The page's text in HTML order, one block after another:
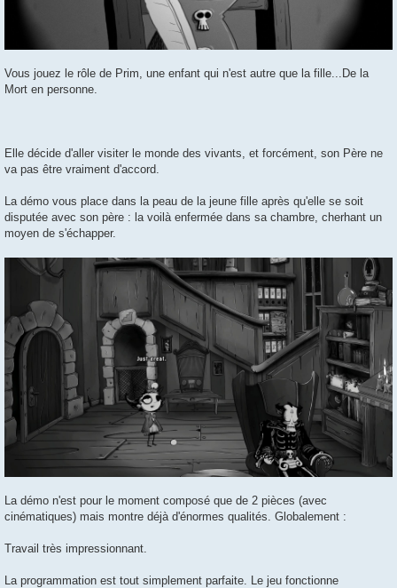
Vous jouez le rôle de Prim, une enfant qui n'est autre que la fille...De la
Mort en personne.
Elle décide d'aller visiter le monde des vivants, et forcément, son Père ne
va pas être vraiment d'accord.
La démo vous place dans la peau de la jeune fille après qu'elle se soit
disputée avec son père : la voilà enfermée dans sa chambre, cherhant un
moyen de s'échapper.
La démo n'est pour le moment composé que de 2 pièces (avec
cinématiques) mais montre déjà d'énormes qualités. Globalement :
Travail très impressionnant.
La programmation est tout simplement parfaite. Le jeu fonctionne